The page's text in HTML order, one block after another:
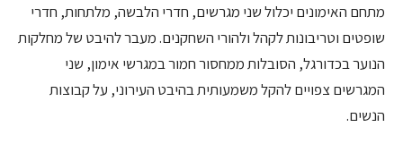
מתחם האימונים יכלול שני מגרשים, חדרי הלבשה, מלתחות, חדרי
שופטים וטריבונות לקהל ולהורי השחקנים. מעבר להיבט של מחלקות
הנוער בכדורגל, הסובלות ממחסור חמור במגרשי אימון, שני
המגרשים צפויים להקל משמעותית בהיבט העירוני, על קבוצות
הנשים.